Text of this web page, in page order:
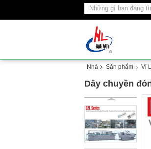
Nhà Sản phẩm Vỉ
Dây chuyền